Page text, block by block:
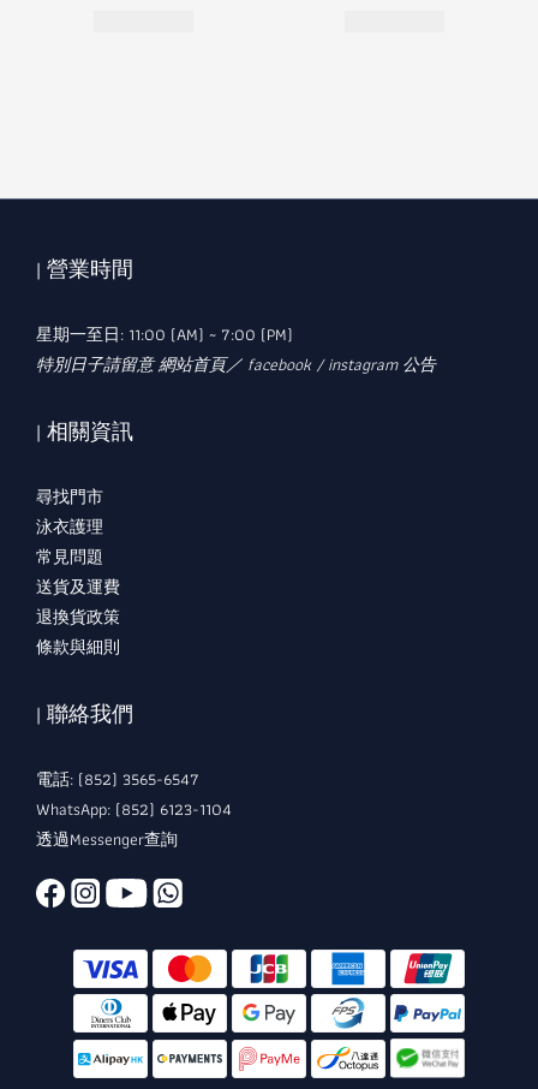
| 營業時間
星期一至日: 11:00 (AM) ~ 7:00 (PM)
特別日子請留意 網站首頁／ facebook / instagram 公告
| 相關資訊
尋找門市
泳衣護理
常見問題
送貨及運費
退換貨政策
條款與細則
| 聯絡我們
電話: (852) 3565-6547
WhatsApp: (852) 6123-1104
透過Messenger查詢